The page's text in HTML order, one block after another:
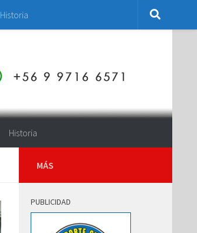
Historia
Historia
MÁS
PUBLICIDAD